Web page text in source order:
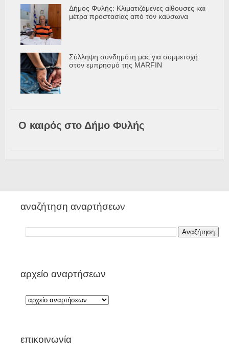
Δήμος Φυλής: Κλιματιζόμενες αίθουσες και
μέτρα προστασίας από τον καύσωνα
Σύλληψη συνδημότη μας για συμμετοχή
στον εμπρησμό της MARFIN
Ο καιρός στο Δήμο Φυλής
αναζήτηση αναρτήσεων
αρχείο αναρτήσεων
επικοινωνία